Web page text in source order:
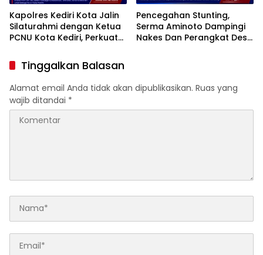
Kapolres Kediri Kota Jalin
Silaturahmi dengan Ketua
PCNU Kota Kediri, Perkuat
Daerah
Pencegahan Stunting,
Serma Aminoto Dampingi
Nakes Dan Perangkat Desa
Tinggalkan Balasan
Alamat email Anda tidak akan dipublikasikan. Ruas yang
wajib ditandai *